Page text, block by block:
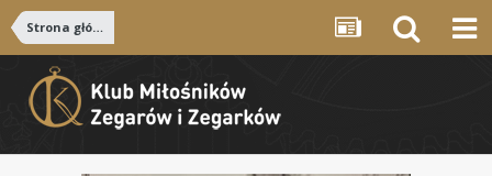
Strona główna